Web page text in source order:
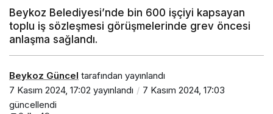
Beykoz Belediyesi’nde bin 600 işçiyi kapsayan
toplu iş sözleşmesi görüşmelerinde grev öncesi
anlaşma sağlandı.
Beykoz Güncel tarafından yayınlandı
7 Kasım 2024, 17:02 yayınlandı
7 Kasım 2024, 17:03
güncellendi